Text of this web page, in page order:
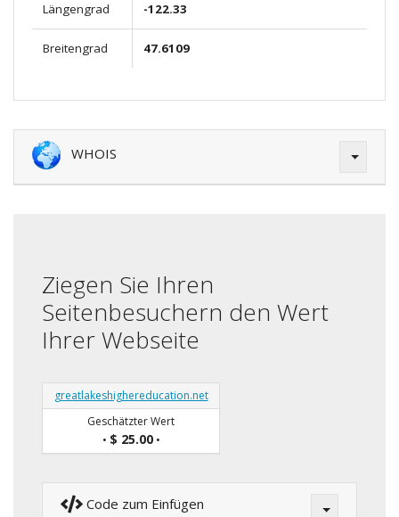
Längengrad -122.33
Breitengrad 47.6109
WHOIS
Ziegen Sie Ihren
Seitenbesuchern den Wert
Ihrer Webseite
greatlakeshighereducation.net
Geschätzter Wert
• $ 25.00•
Code zum Einfügen